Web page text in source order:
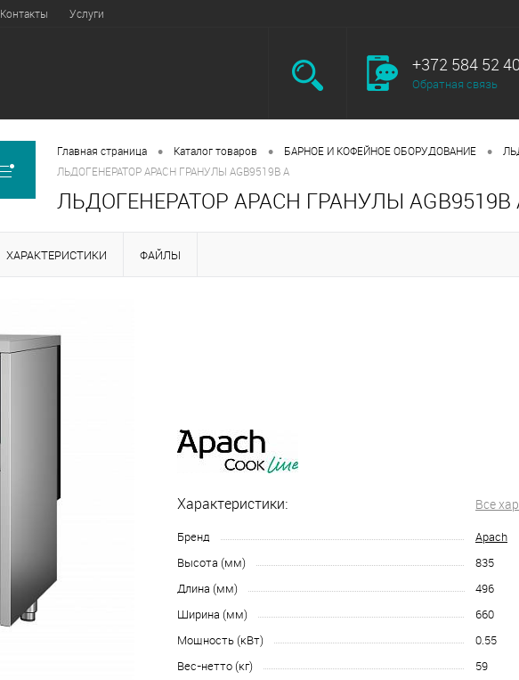
Контакты Услуги
+372 584 52
Обратная связь
Главная страница • Каталог товаров • БАРНОЕ И КОФЕЙНОЕ ОБОРУДОВАНИЕ •
ЛЬДОГЕНЕРАТОР APACH ГРАНУЛЫ AGB9519B A
ЛЬДОГЕНЕРАТОР APACH ГРАНУЛЫ AGB9519B
ХАРАКТЕРИСТИКИ ФАЙЛЫ
Характеристики: Все
Бренд
Apach
Высота (мм)
835
Длина (мм)
496
Ширина (мм)
660
Мощность (кВт)
0.55
Вес-нетто (кг)
59